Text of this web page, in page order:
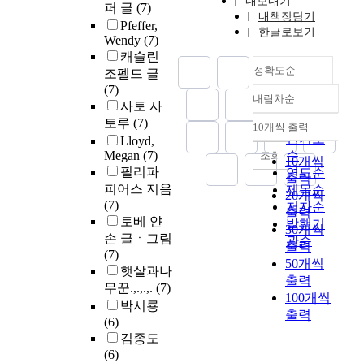
퍼 글 (7)
Pfeffer,
Wendy (7)
캐슬린
조펠드 글
(7)
사토 사
토루 (7)
Lloyd,
Megan (7)
필리파
피어스 지음
(7)
토베 얀
손 글ㆍ그림
(7)
햇살과나
무꾼.,.,.,. (7)
박시룡
(6)
김종도
(6)
내책장담기
한글로보기
정확도순
정확도
순
인기도
순
연도순
제목순
저자순
발행기
관순
내림차순
내림차순
10개씩 출력
10개씩
출력
20개씩
출력
30개씩
출력
50개씩
출력
100개씩
출력
조회